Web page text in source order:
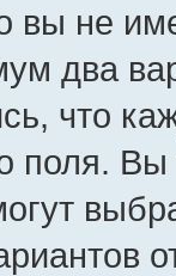
не
два
что
поля.